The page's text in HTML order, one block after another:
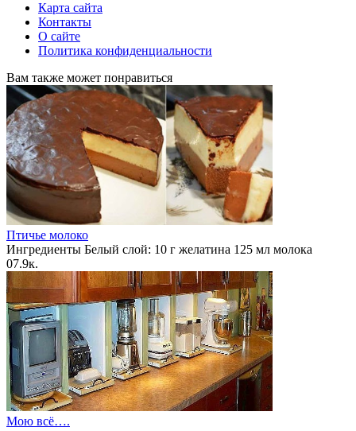
Карта сайта
Контакты
О сайте
Политика конфиденциальности
Вам также может понравиться
Птичье молоко
Ингредиенты Белый слой: 10 г желатина 125 мл молока
07.9к.
Мою всё….